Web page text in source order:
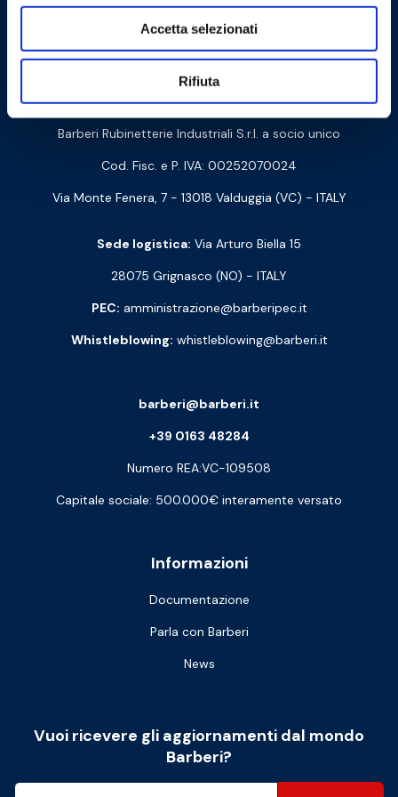
Accetta selezionati
Rifiuta
Cookie Policy Privacy Policy
Contattaci
Barberi Rubinetterie Industriali S.r.l. a socio unico
Cod. Fisc. e P. IVA: 00252070024
Via Monte Fenera, 7 - 13018 Valduggia (VC) - ITALY
Sede logistica: Via Arturo Biella 15
28075 Grignasco (NO) - ITALY
PEC: amministrazione@barberipec.it
Whistleblowing: whistleblowing@barberi.it
Informazioni
Documentazione
Parla con Barberi
News
barberi@barberi.it
+39 0163 48284
Numero REA:VC-109508
Capitale sociale: 500.000€ interamente versato
Vuoi ricevere gli aggiornamenti dal mondo
Barberi?